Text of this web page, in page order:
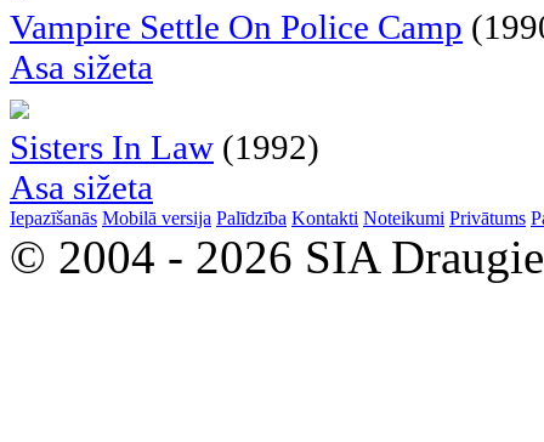
Vampire Settle On Police Camp
Asa sižeta
Sisters In Law (1992)
Asa sižeta
Iepazīšanās Mobilā versija Palīdzība Kontakti Noteikumi Privātums
© 2004 - 2026 SIA